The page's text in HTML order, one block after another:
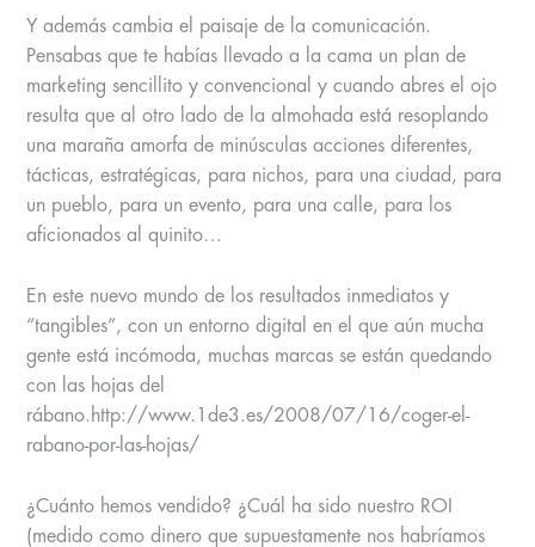
Y además cambia el paisaje de la comunicación.
Pensabas que te habías llevado a la cama un plan de
marketing sencillito y convencional y cuando abres el ojo
resulta que al otro lado de la almohada está resoplando
una maraña amorfa de minúsculas acciones diferentes,
tácticas, estratégicas, para nichos, para una ciudad, para
un pueblo, para un evento, para una calle, para los
aficionados al quinito…
En este nuevo mundo de los resultados inmediatos y
“tangibles”, con un entorno digital en el que aún mucha
gente está incómoda, muchas marcas se están quedando
con las hojas del
rábano.http://www.1de3.es/2008/07/16/coger-el-
rabano-por-las-hojas/
¿Cuánto hemos vendido? ¿Cuál ha sido nuestro ROI
(medido como dinero que supuestamente nos habríamos